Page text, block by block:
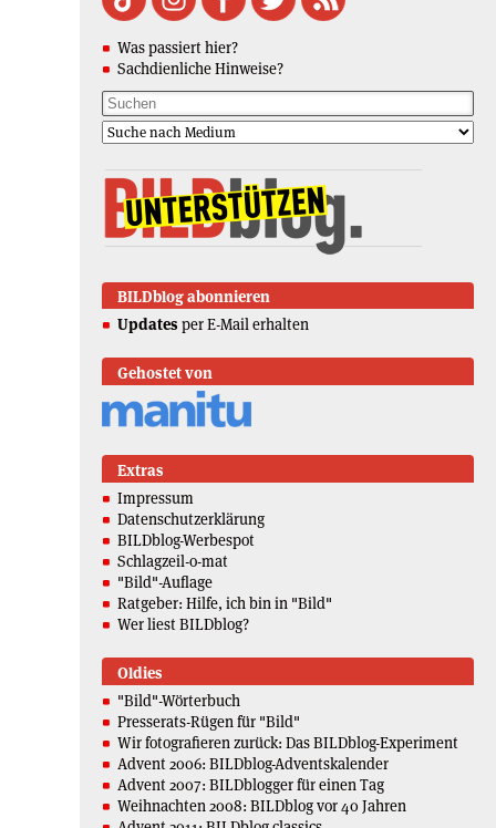
Was passiert hier?
Sachdienliche Hinweise?
BILDblog abonnieren
Updates per E-Mail erhalten
Gehostet von
Extras
Impressum
Datenschutzerklärung
BILDblog-Werbespot
Schlagzeil-o-mat
"Bild"-Auflage
Ratgeber: Hilfe, ich bin in "Bild"
Wer liest BILDblog?
Oldies
"Bild"-Wörterbuch
Presserats-Rügen für "Bild"
Wir fotografieren zurück: Das BILDblog-Experiment
Advent 2006: BILDblog-Adventskalender
Advent 2007: BILDblogger für einen Tag
Weihnachten 2008: BILDblog vor 40 Jahren